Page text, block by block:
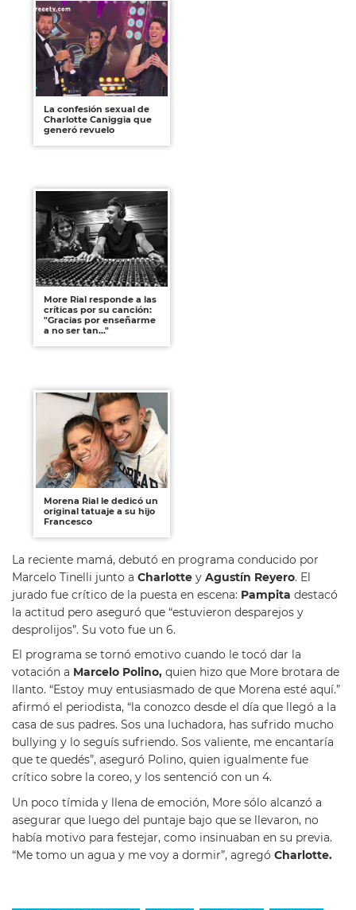
La confesión sexual de
Charlotte Caniggia que
generó revuelo
More Rial responde a las
críticas por su canción:
"Gracias por enseñarme
a no ser tan..."
Morena Rial le dedicó un
original tatuaje a su hijo
Francesco
La reciente mamá, debutó en programa conducido por
Marcelo Tinelli junto a Charlotte y Agustín Reyero. El
jurado fue crítico de la puesta en escena: Pampita destacó
la actitud pero aseguró que “estuvieron desparejos y
desprolijos”. Su voto fue un 6.
El programa se tornó emotivo cuando le tocó dar la
votación a Marcelo Polino, quien hizo que More brotara de
llanto. “Estoy muy entusiasmado de que Morena esté aquí.”
afirmó el periodista, “la conozco desde el día que llegó a la
casa de sus padres. Sos una luchadora, has sufrido mucho
bullying y lo seguís sufriendo. Sos valiente, me encantaría
que te quedés”, aseguró Polino, quien igualmente fue
crítico sobre la coreo, y los sentenció con un 4.
Un poco tímida y llena de emoción, More sólo alcanzó a
asegurar que luego del puntaje bajo que se llevaron, no
había motivo para festejar, como insinuaban en su previa.
“Me tomo un agua y me voy a dormir”, agregó Charlotte.